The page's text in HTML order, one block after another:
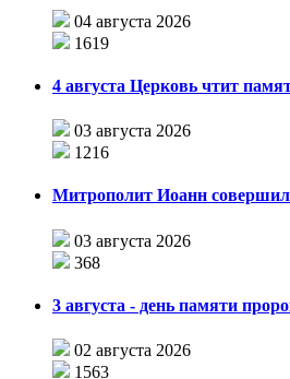
04 августа 2026
1619
4 августа Церковь чтит
03 августа 2026
1216
Митрополит Иоанн совершил
03 августа 2026
368
3 августа - день памяти
02 августа 2026
1563